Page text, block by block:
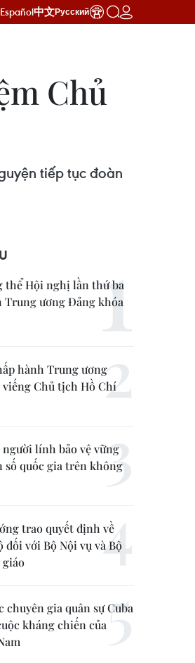
Español中文Русский
Chủ
tiếp tục đoàn
thể Hội nghị lần thứ ba
Trung ương Đảng khóa
hành Trung ương
Chủ tịch Hồ Chí
lính bảo vệ vững
số quốc gia trên không
trao quyết định về
đối với Bộ Nội vụ và Bộ
giáo
chuyên gia quân sự Cuba
kháng chiến của